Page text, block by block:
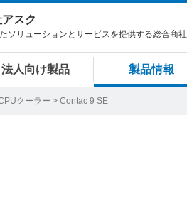
スク
ソリューションとサービスを提供する総合商社
法人向け製品 製品情報
クーラー > Contac 9 SE